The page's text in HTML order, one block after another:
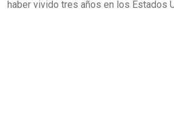
haber vivido tres años en los Estados